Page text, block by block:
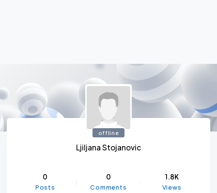
offline
Ljiljana Stojanovic
0
Posts
0
Comments
1.8K
Views